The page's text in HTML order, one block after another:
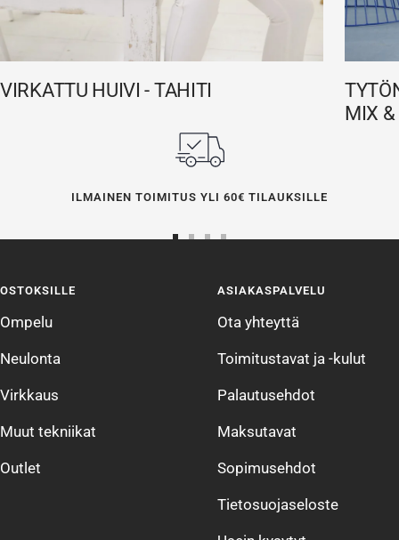
VIRKATTU HUIVI - TAHITI
MIX
ILMAINEN TOIMITUS YLI 60€ TILAUKSILLE
4
OSTOKSILLE
Ompelu
Neulonta
Virkkaus
Muut tekniikat
Outlet
ASIAKASPALVELU
Ota yhteyttä
Toimitustavat ja -kulut
Palautusehdot
Maksutavat
Sopimusehdot
Tietosuojaseloste